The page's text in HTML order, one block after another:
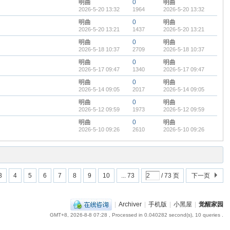
明曲
2026-5-20 13:32
0
1964
明曲
2026-5-20 13:32
明曲
2026-5-20 13:21
0
1437
明曲
2026-5-20 13:21
明曲
2026-5-18 10:37
0
2709
明曲
2026-5-18 10:37
明曲
2026-5-17 09:47
0
1340
明曲
2026-5-17 09:47
明曲
2026-5-14 09:05
0
2017
明曲
2026-5-14 09:05
明曲
2026-5-12 09:59
0
1973
明曲
2026-5-12 09:59
明曲
2026-5-10 09:26
0
2610
明曲
2026-5-10 09:26
4 5 6 7 8 9 10 ... 73 / 73 页 下一页
| Archiver | 手机版 | 小黑屋 | 觉醒家园
GMT+8, 2026-8-8 07:28 , Processed in 0.040282 second(s), 10 queries .